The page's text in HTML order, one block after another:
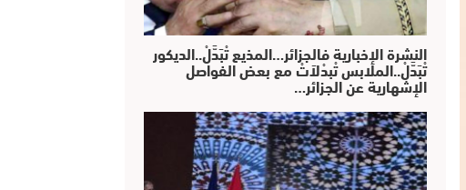
النشرة الإخبارية فالجزائر…المذيع تْبَدَّلْ..الديكور
تْبَدَّلْ..الملابس تْبدْلاَتْ مع بعض الفواصل
الإشهارية عن الجزائر…